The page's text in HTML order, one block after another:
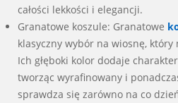
całości lekkości i elegancji.
Granatowe koszule: Granatowe
klasyczny wybór na wiosnę,
Ich głęboki kolor dodaje
tworząc wyrafinowany i
sprawdza się zarówno na co